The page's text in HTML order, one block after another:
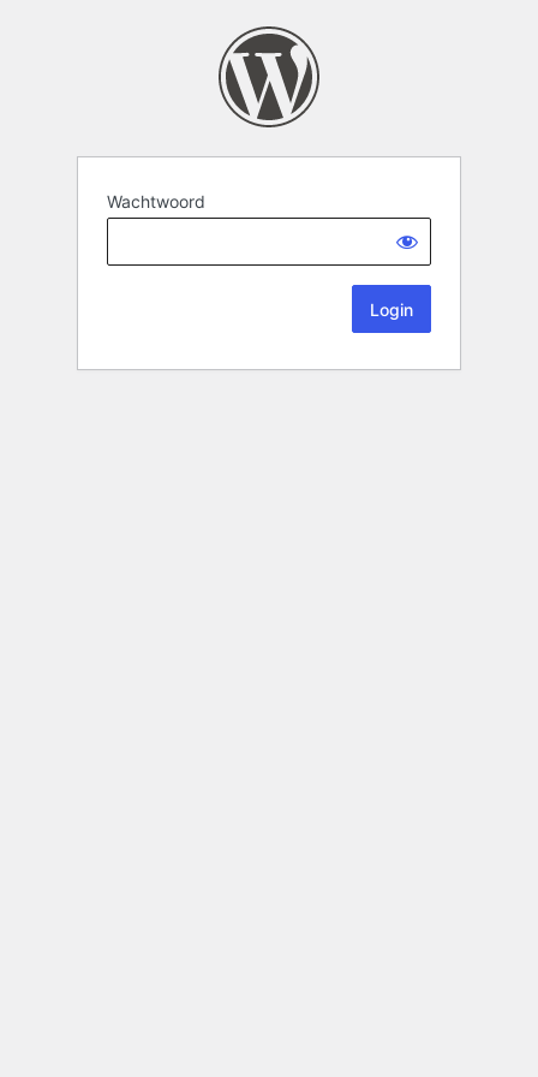
Wachtwoord